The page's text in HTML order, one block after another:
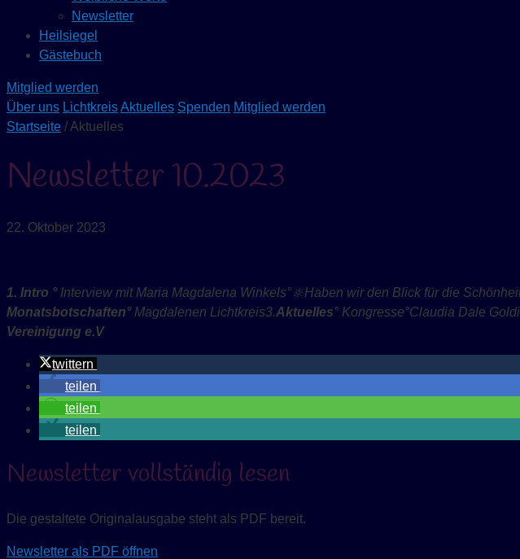
Newsletter
Heilsiegel
Gästebuch
Mitglied werden
Über uns LichtkreisAktuelles Spenden Mitglied werden
Startseite / Aktuelles
Newsletter 10.2023
22. Oktober 2023
1. Intro ° Interview mit Maria Magdalena Winkels°🔆Haben wir den Blick für die
Monatsbotschaften° Magdalenen L ichtkreis3.Aktuelles° Kongresse°Claudia Dale
Vereinigung e.V
twittern
teilen
teilen
teilen
Newsletter vollständig lesen
Die gestaltete Originalausgabe steht als PDF bereit.
Newsletter als PDF öffnen